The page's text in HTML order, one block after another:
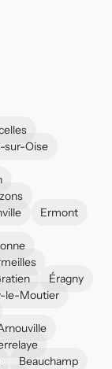
sur-Oise
Ermont
Éragny
le-Moutier
Beauchamp